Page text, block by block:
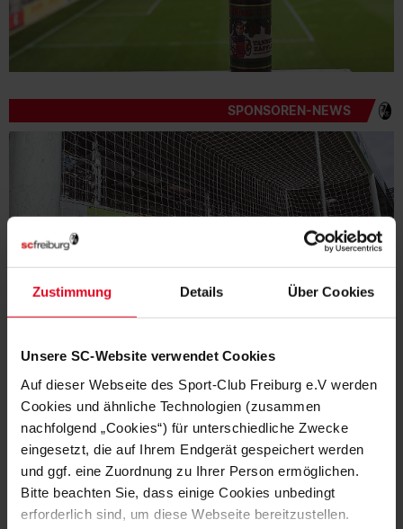
Zustimmung Details Über Cookies
Unsere SC-Website verwendet Cookies
Auf dieser Webseite des Sport-Club Freiburg e.V werden
Cookies und ähnliche Technologien (zusammen
nachfolgend „Cookies“) für unterschiedliche Zwecke
eingesetzt, die auf Ihrem Endgerät gespeichert werden
und ggf. eine Zuordnung zu Ihrer Person ermöglichen.
Bitte beachten Sie, dass einige Cookies unbedingt
erforderlich sind, um diese Webseite bereitzustellen.
SPONSOREN-NEWS
AUF EIN BIER MIT DEM POLIER